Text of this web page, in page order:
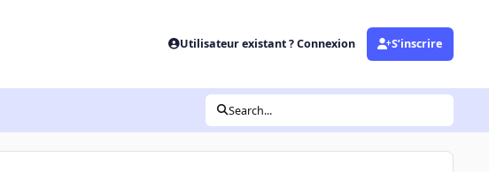
Utilisateur existant ? Connexion S’inscrire
Search...